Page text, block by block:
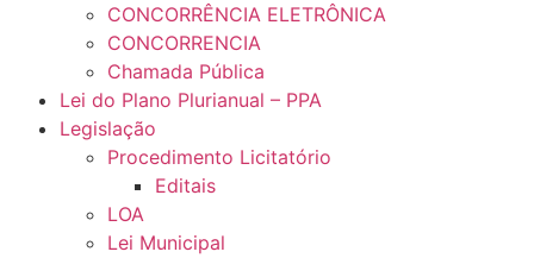
CONCORRÊNCIA ELETRÔNICA
CONCORRENCIA
Chamada Pública
Lei do Plano Plurianual – PPA
Legislação
Procedimento Licitatório
Editais
LOA
Lei Municipal